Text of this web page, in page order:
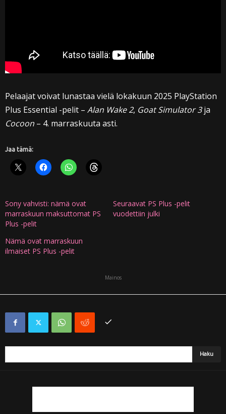
Pelaajat voivat lunastaa vielä lokakuun 2025 PlayStation
Plus Essential -pelit – Alan Wake 2, Goat Simulator 3ja
Cocoon – 4. marraskuuta asti.
Jaa tämä:
Sony vahvisti: nämä ovat
marraskuun maksuttomat PS
Plus -pelit
Seuraavat PS Plus -pelit
vuodettiin julki
Nämä ovat marraskuun
ilmaiset PS Plus -pelit
Mainos